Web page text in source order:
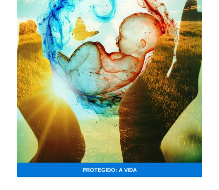
PROTEGIDO: A VIDA